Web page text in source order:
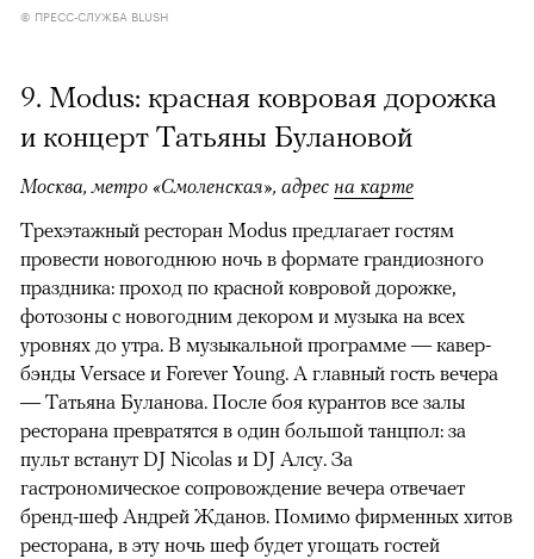
© ПРЕСС-СЛУЖБА BLUSH
9. Modus: красная ковровая дорожка
и концерт Татьяны Булановой
Москва, метро «Смоленская», адрес на карте
Трехэтажный ресторан Modus предлагает гостям
провести новогоднюю ночь в формате грандиозного
праздника: проход по красной ковровой дорожке,
фотозоны с новогодним декором и музыка на всех
уровнях до утра. В музыкальной программе — кавер-
бэнды Versace и Forever Young. А главный гость вечера
— Татьяна Буланова. После боя курантов все залы
ресторана превратятся в один большой танцпол: за
пульт встанут DJ Nicolas и DJ Алсу. За
гастрономическое сопровождение вечера отвечает
бренд-шеф Андрей Жданов. Помимо фирменных хитов
ресторана, в эту ночь шеф будет угощать гостей